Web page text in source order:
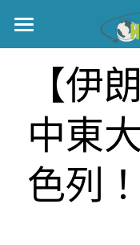
主頁
世界盃
伊美戰爭
黎智英案
正本清源•黎智
宏福火災
【伊
中東
色列！